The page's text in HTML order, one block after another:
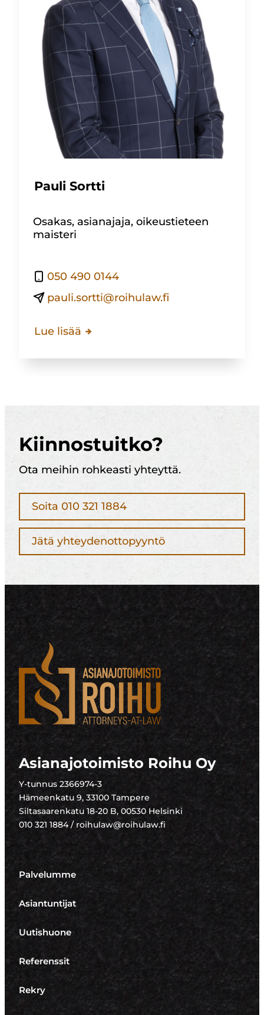
Pauli Sortti
Osakas, asianajaja, oikeustieteen
maisteri
050 490 0144
pauli.sortti@roihulaw.fi
Lue lisää
Kiinnostuitko?
Ota meihin rohkeasti yhteyttä.
Soita 010 321 1884
Jätä yhteydenottopyyntö
Asianajotoimisto Roihu Oy
Y-tunnus 2366974-3
Hämeenkatu 9, 33100 Tampere
Siltasaarenkatu 18-20 B, 00530 Helsinki
010 321 1884 / roihulaw@roihulaw.fi
Palvelumme
Asiantuntijat
Uutishuone
Referenssit
Rekry